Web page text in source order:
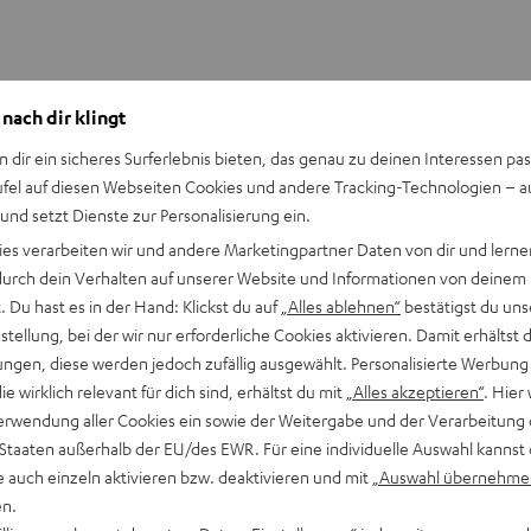
DEFINION 3S + DENON DRA-900H
1499,99 €
In verschiedenen Farben
Kühlung des Schallwandlers
. Die während des
entfällt dieser Effekt, weil sie zum einen nicht
Horn
nach dir klingt
dir ein sicheres Surferlebnis bieten, das genau zu deinen Interessen
auf diesen Webseiten Cookies und andere Tracking-Technologien –
setzt Dienste zur Personalisierung ein.
verarbeiten wir und andere Marketingpartner Daten von dir und
dein Verhalten auf unserer Website und Informationen von deinem
Du hast es in der Hand: Klickst du auf „Alles ablehnen“ bestätigst du
bei der wir nur erforderliche Cookies aktivieren. Damit erhältst
diese werden jedoch zufällig ausgewählt. Personalisierte
wirklich relevant für dich sind, erhältst du mit „Alles akzeptieren“. Hier
aller Cookies ein sowie der Weitergabe und der Verarbeitung
außerhalb der EU/des EWR. Für eine individuelle Auswahl kannst
auch einzeln aktivieren bzw. deaktivieren und mit „Auswahl